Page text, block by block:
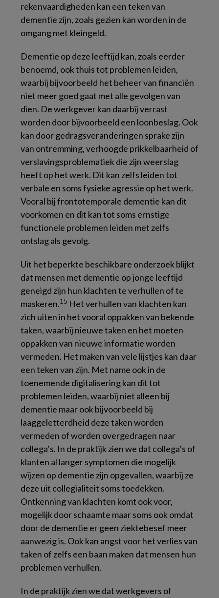
rekenvaardigheden kan een teken van
dementie zijn, zoals gezien kan worden in de
omgang met kleingeld.
Dementie op deze leeftijd kan, zoals eerder
benoemd, ook thuis tot problemen leiden,
waarbij bijvoorbeeld het beheer van financiën
niet meer goed gaat met alle gevolgen van
dien. De werkgever kan daarbij verrast
worden door bijvoorbeeld een loonbeslag. Ook
kan door gedragsveranderingen sprake zijn
van ontremming, verhoogde prikkelbaarheid of
verslavingsproblematiek die zijn weerslag
heeft op het werk. Dit kan zelfs leiden tot
verbale en soms fysieke agressie op het werk.
Vooral bij frontotemporale dementie kan dit
voorkomen en dit kan tot soms ernstige
functionele problemen leiden met zelfs
ontslag als gevolg.
Uit het beperkte beschikbare onderzoek blijkt
dat mensen met dementie op jonge leeftijd
geneigd zijn hun klachten te verhullen of te
maskeren.15 Het verhullen van klachten kan
zich uiten in het vooral oppakken van bekende
taken, waarbij nieuwe taken en het moeten
oppakken van nieuwe informatie worden
vermeden. Het maken van vele lijstjes kan daar
een teken van zijn. Met name ook in de
toenemende digitalisering kan dit tot
problemen leiden, waarbij niet alleen bij
dementie maar ook bijvoorbeeld bij
laaggeletterdheid deze taken worden
vermeden of worden overgedragen naar
collega’s. In de praktijk zien we dat collega’s of
klanten al langer symptomen die mogelijk
wijzen op dementie zijn opgevallen, waarbij ze
deze uit collegialiteit soms toedekken.
Ontkenning van klachten komt ook voor,
mogelijk door schaamte maar soms ook omdat
door de dementie er geen ziektebesef meer
aanwezig is. Ook kan angst voor het verlies van
taken of zelfs een baan maken dat mensen hun
problemen verhullen.
In de praktijk zien we dat werkgevers of